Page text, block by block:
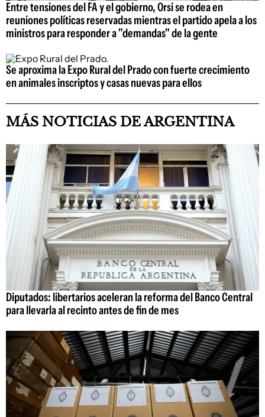
Entre tensiones del FA y el gobierno, Orsi se rodea en
reuniones políticas reservadas mientras el partido apela a los
ministros para responder a "demandas" de la gente
Se aproxima la Expo Rural del Prado con fuerte crecimiento
en animales inscriptos y casas nuevas para ellos
MÁS NOTICIAS DE ARGENTINA
Diputados: libertarios aceleran la reforma del Banco Central
para llevarla al recinto antes de fin de mes